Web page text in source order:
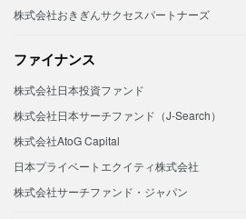
株式会社おきぎんサクセスパートナーズ
ファイナンス
株式会社日本投資ファンド
株式会社日本サーチファンド（J-Search）
株式会社AtoG Capital
日本プライベートエクイティ株式会社
株式会社サーチファンド・ジャパン